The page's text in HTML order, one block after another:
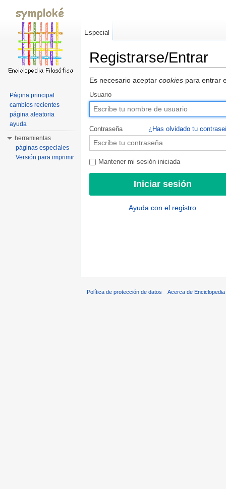
Registrarse/Entrar
Es necesario aceptar cookies para entrar
Usuario
Contraseña ¿Has olvidado tu
Mantener mi sesión iniciada
Ayuda con el registro
Especial
Página principal
cambios recientes
página aleatoria
ayuda
herramientas
páginas especiales
Versión para imprimir
Política de protección de datos Acerca de